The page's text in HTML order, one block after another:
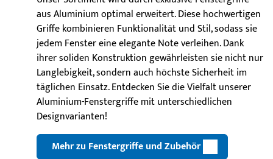
aus Aluminium optimal erweitert. Diese hochwertigen
Griffe kombinieren Funktionalität und Stil, sodass sie
jedem Fenster eine elegante Note verleihen. Dank
ihrer soliden Konstruktion gewährleisten sie nicht nur
Langlebigkeit, sondern auch höchste Sicherheit im
täglichen Einsatz. Entdecken Sie die Vielfalt unserer
Aluminium-Fenstergriffe mit unterschiedlichen
Designvarianten!
Mehr zu Fenstergriffe und Zubehör